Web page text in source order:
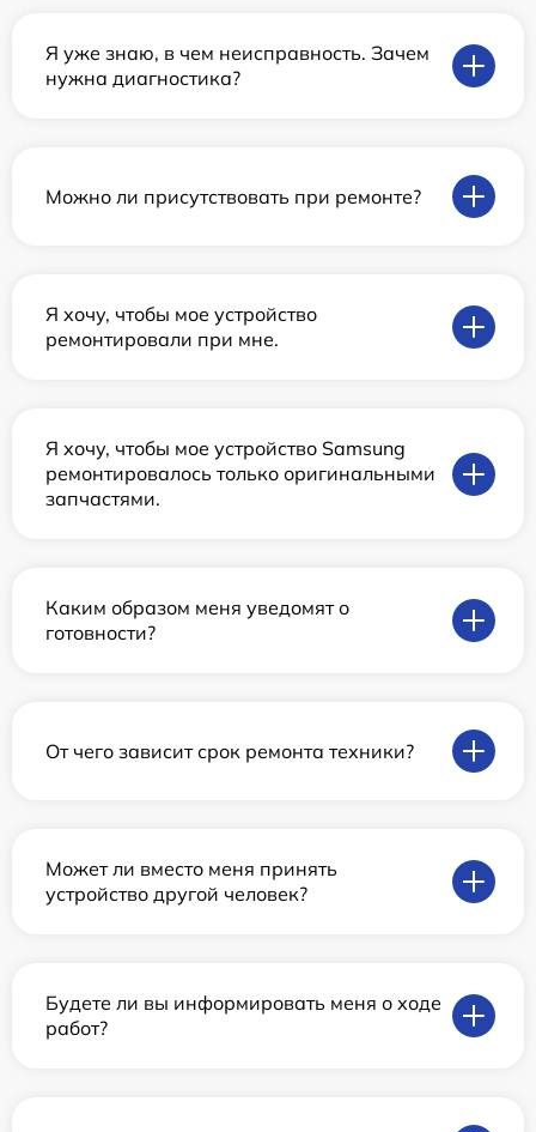
Я уже знаю, в чем неисправность. Зачем
нужна диагностика?
Можно ли присутствовать при ремонте?
Я хочу, чтобы мое устройство
ремонтировали при мне.
Я хочу, чтобы мое устройство Samsung
ремонтировалось только оригинальными
запчастями.
Каким образом меня уведомят о
готовности?
От чего зависит срок ремонта техники?
Может ли вместо меня принять
устройство другой человек?
Будете ли вы информировать меня о ходе
работ?